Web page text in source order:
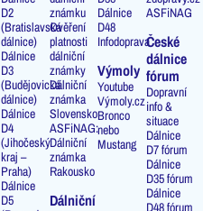
D2
(Bratislavská
dálnice)
Dálnice
D3
(Budějovická
dálnice)
Dálnice
D4
(Jihočeský
kraj –
Praha)
Dálnice
D5
známku
Ověření
platnosti
dálniční
známky
Dálniční
známka
Slovensko
ASFiNAG:
Dálniční
známka
Rakousko
Dálniční
Dálnice
D48
Infodoprava
Výmoly
Youtube
Výmoly.cz
Bronco
nebo
Mustang
ASFiNAG
České
dálnice
fórum
Dopravní
info &
situace
Dálnice
D7 fórum
Dálnice
D35 fórum
Dálnice
D48 fórum